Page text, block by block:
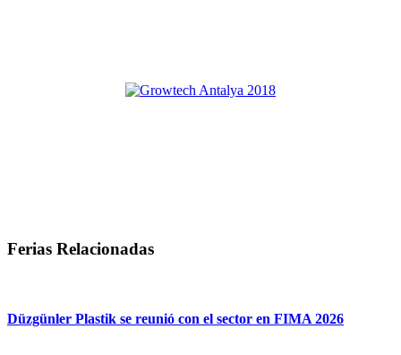
Ferias Relacionadas
Düzgünler Plastik se reunió con el sector en FIMA 2026